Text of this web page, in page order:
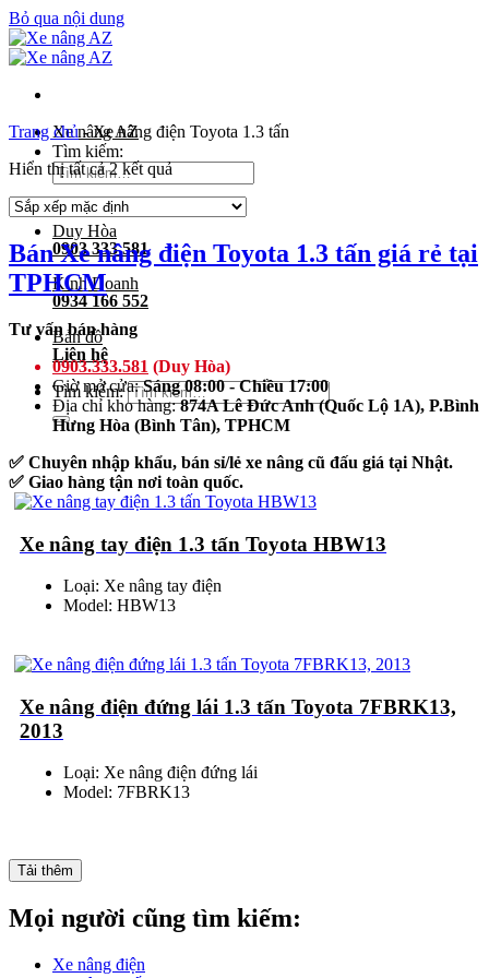
Bỏ qua nội dung
Xe nâng AZ
Tìm kiếm:
Duy Hòa
0903 333 581
Kinh Doanh
0934 166 552
Bản đồ
Liên hệ
Tìm kiếm:
Trang chủ-Xe nâng điện Toyota 1.3 tấn
Hiển thị tất cả 2 kết quả
Bán Xe nâng điện Toyota 1.3 tấn giá rẻ tại
TPHCM
Tư vấn bán hàng
0903.333.581 (Duy Hòa)
Giờ mở cửa:Sáng 08:00 - Chiều 17:00
Địa chỉ kho hàng:874A Lê Đức Anh (Quốc Lộ 1A), P.Bình
Hưng Hòa (Bình Tân), TPHCM
✅ Chuyên nhập khẩu, bán sỉ/lẻ xe nâng cũ đấu giá tại Nhật.
✅ Giao hàng tận nơi toàn quốc.
Xe nâng tay điện 1.3 tấn Toyota HBW13
Loại: Xe nâng tay điện
Model: HBW13
Xe nâng điện đứng lái 1.3 tấn Toyota 7FBRK13,
2013
Loại: Xe nâng điện đứng lái
Model: 7FBRK13
Tải thêm
Mọi người cũng tìm kiếm:
Xe nâng điện